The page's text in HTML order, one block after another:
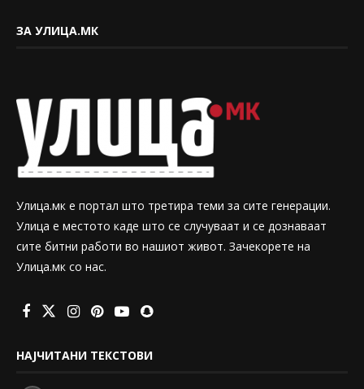
ЗА УЛИЦА.МК
Улица.мк е портал што третира теми за сите генерации.
Улица е местото каде што се случуваат и се дознаваат
сите битни работи во нашиот живот. Зачекорете на
Улица.мк со нас.
НАЈЧИТАНИ ТЕКСТОВИ